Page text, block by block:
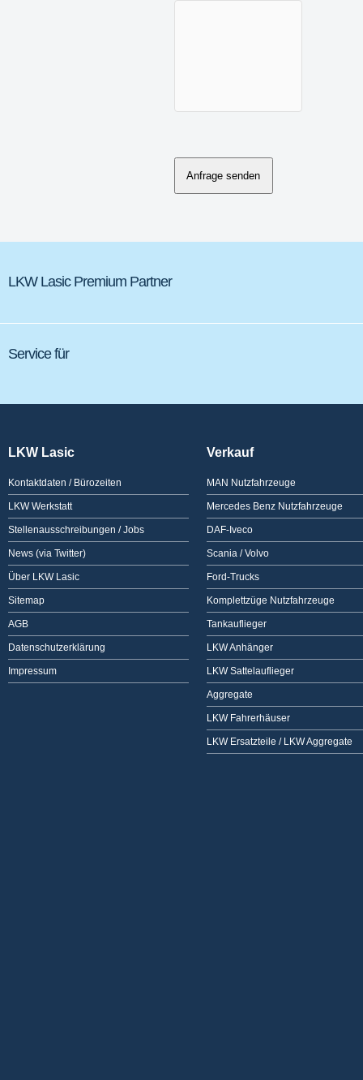
Anfrage senden
LKW Lasic Premium Partner
Service für
LKW Lasic
Kontaktdaten / Bürozeiten
LKW Werkstatt
Stellenausschreibungen / Jobs
News (via Twitter)
Über LKW Lasic
Sitemap
AGB
Datenschutzerklärung
Impressum
Verkauf
MAN Nutzfahrzeuge
Mercedes Benz Nutzfahrzeuge
DAF-Iveco
Scania / Volvo
Ford-Trucks
Komplettzüge Nutzfahrzeuge
Tankauflieger
LKW Anhänger
LKW Sattelauflieger
Aggregate
LKW Fahrerhäuser
LKW Ersatzteile / LKW Aggregate